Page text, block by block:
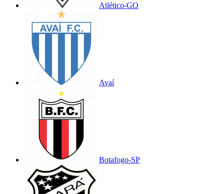
Atlético-GO
Avaí
Botafogo-SP